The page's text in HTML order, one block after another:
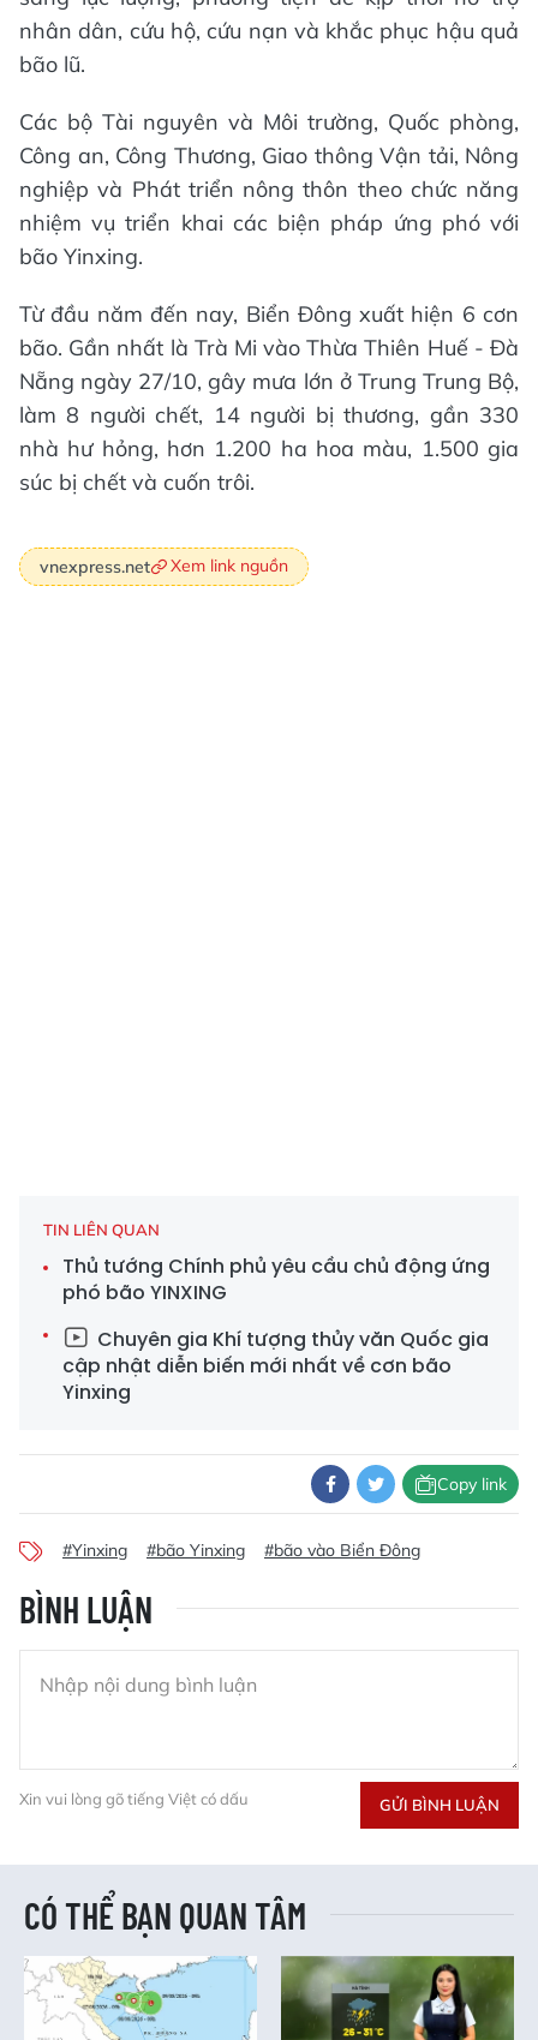
nhân dân, cứu hộ, cứu nạn và khắc phục hậu quả
bão lũ.
Các bộ Tài nguyên và Môi trường, Quốc phòng,
Công an, Công Thương, Giao thông Vận tải, Nông
nghiệp và Phát triển nông thôn theo chức năng
nhiệm vụ triển khai các biện pháp ứng phó với
bão Yinxing.
Từ đầu năm đến nay, Biển Đông xuất hiện 6 cơn
bão. Gần nhất là Trà Mi vào Thừa Thiên Huế - Đà
Nẵng ngày 27/10, gây mưa lớn ở Trung Trung Bộ,
làm 8 người chết, 14 người bị thương, gần 330
nhà hư hỏng, hơn 1.200 ha hoa màu, 1.500 gia
súc bị chết và cuốn trôi.
vnexpress.net Xem link nguồn
TIN LIÊN QUAN
Thủ tướng Chính phủ yêu cầu chủ động ứng
phó bão YINXING
Chuyên gia Khí tượng thủy văn Quốc gia
cập nhật diễn biến mới nhất về cơn bão
Yinxing
Copy link
#Yinxing #bão Yinxing #bão vào Biển Đông
BÌNH LUẬN
Xin vui lòng gõ tiếng Việt có dấu GỬI BÌNH LUẬN
CÓ THỂ BẠN QUAN TÂM